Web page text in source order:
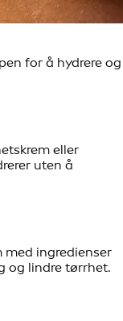
for å hydrere og
eller
uten å
med ingredienser
og lindre tørrhet.